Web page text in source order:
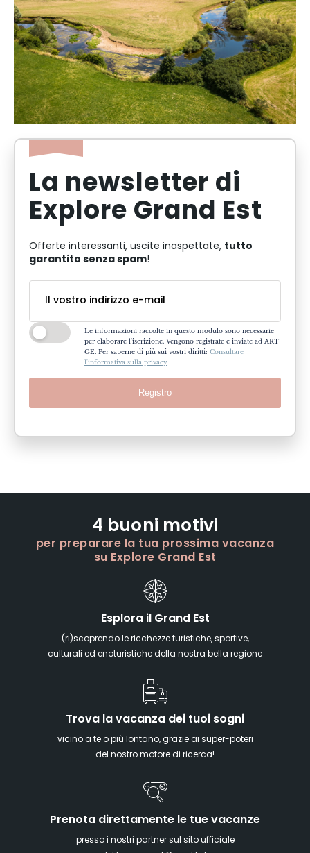
La newsletter di
Explore Grand Est
Offerte interessanti, uscite inaspettate, tutto
garantito senza spam!
Le informazioni raccolte in questo modulo sono necessarie
per elaborare l'iscrizione. Vengono registrate e inviate ad ART
GE. Per saperne di più sui vostri diritti: Consultare
l'informativa sulla privacy
Registro
4 buoni motivi
per preparare la tua prossima vacanza
su Explore Grand Est
Esplora il Grand Est
(ri)scoprendo le ricchezze turistiche, sportive,
culturali ed enoturistiche della nostra bella regione
Trova la vacanza dei tuoi sogni
vicino a te o più lontano, grazie ai super-poteri
del nostro motore di ricerca!
Prenota direttamente le tue vacanze
presso i nostri partner sul sito ufficiale